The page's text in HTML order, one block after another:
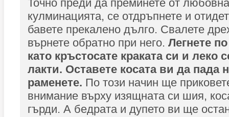
Точно преди да преминете от
кулминацията, се отдръпнете и
бавете прекалено дълго. Свалете
върнете обратно при него. Легнете
като кръстосате краката си и леко
лакти. Оставете косата ви да пада
раменете. По този начин ще
внимание върху изящната си шия,
гърди. А бедрата и дупето ви ще